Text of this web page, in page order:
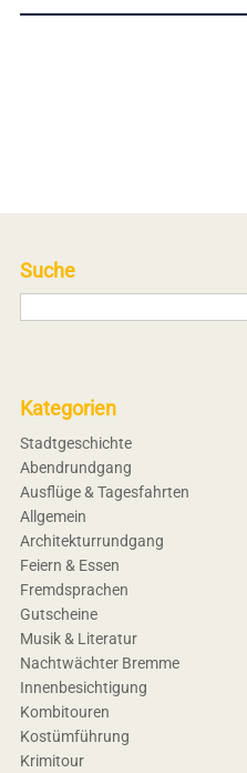
Suche
Kategorien
Stadtgeschichte
Abendrundgang
Ausflüge & Tagesfahrten
Allgemein
Architekturrundgang
Feiern & Essen
Fremdsprachen
Gutscheine
Musik & Literatur
Nachtwächter Bremme
Innenbesichtigung
Kombitouren
Kostümführung
Krimitour